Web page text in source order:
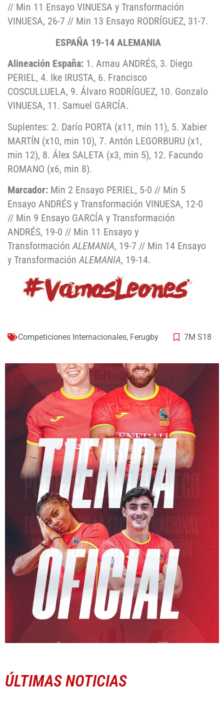
// Min 11 Ensayo VINUESA y Transformación
VINUESA, 26-7 // Min 13 Ensayo RODRÍGUEZ, 31-7.
ESPAÑA 19-14 ALEMANIA
Alineación España: 1. Arnau ANDRÉS, 3. Diego
PERIEL, 4. Ike IRUSTA, 6. Francisco
COSCULLUELA, 9. Álvaro RODRÍGUEZ, 10. Gonzalo
VINUESA, 11. Samuel GARCÍA.
Suplentes: 2. Darío PORTA (x11, min 11), 5. Xabier
MARTÍN (x10, min 10), 7. Antón LEGORBURU (x1,
min 12), 8. Álex SALETA (x3, min 5), 12. Facundo
ROMANO (x6, min 8).
Marcador: Min 2 Ensayo PERIEL, 5-0 // Min 5
Ensayo ANDRÉS y Transformación VINUESA, 12-0
// Min 9 Ensayo GARCÍA y Transformación
ANDRÉS, 19-0 // Min 11 Ensayo y
TransformaciónALEMANIA, 19-7 // Min 14 Ensayo
y TransformaciónALEMANIA, 19-14.
Competiciones Internacionales, Ferugby 7M S18
ÚLTIMAS NOTICIAS